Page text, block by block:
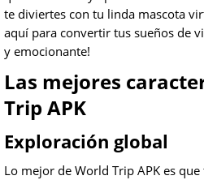
te diviertes con tu linda mascota
aquí para convertir tus sueños de
y emocionante!
Las mejores
Trip APK
Exploración global
Lo mejor de World Trip APK es